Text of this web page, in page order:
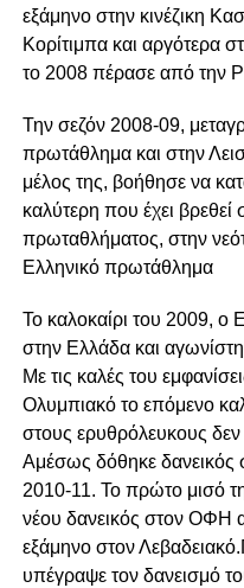
εξάμηνο στην κινέζικη
Κορίτιμπα και αργότερα
το 2008 πέρασε από την
Την σεζόν 2008-09,
πρωτάθλημα και στην
μέλος της, βοήθησε να
καλύτερη που έχει
πρωταθλήματος, στην
Ελληνικό πρωτάθλημα
Το καλοκαίρι του 2009, ο
στην Ελλάδα και
Με τις καλές του
Ολυμπιακό το επόμενο
στους ερυθρόλευκους
Αμέσως δόθηκε δανεικός
2010-11. Το πρώτο μισό
νέου δανεικός στον ΟΦΗ
εξάμηνο στον
υπέγραψε τον δανεισμό